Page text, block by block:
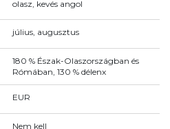
olasz, kevés angol
július, augusztus
180 % Észak-Olaszországban és
Rómában, 130 % délenx
EUR
Nem kell